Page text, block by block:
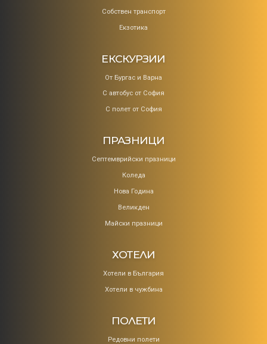
Собствен транспорт
Екзотика
ЕКСКУРЗИИ
От Бургас и Варна
С автобус от София
С полет от София
ПРАЗНИЦИ
Септемврийски празници
Коледa
Нова Година
Великден
Майски празници
ХОТЕЛИ
Хотели в България
Хотели в чужбина
ПОЛЕТИ
Редовни полети